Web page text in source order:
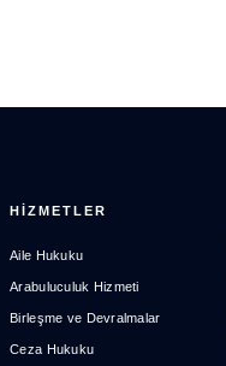
HİZMETLER
Aile Hukuku
Arabuluculuk Hizmeti
Birleşme ve Devralmalar
Ceza Hukuku